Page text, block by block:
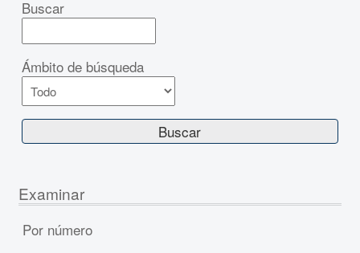
Buscar
Ámbito de búsqueda
Examinar
Por número